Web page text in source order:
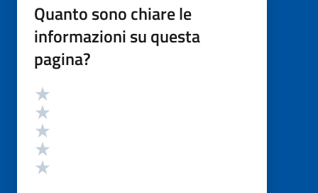
Quanto sono chiare le
informazioni su questa
pagina?
Valutazione